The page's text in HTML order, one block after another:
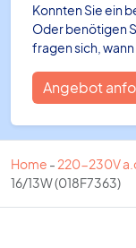
Konnten Sie ein
Oder benötigen
fragen sich,
Angebot
Home - 220-230V
16/13W (018F7363)